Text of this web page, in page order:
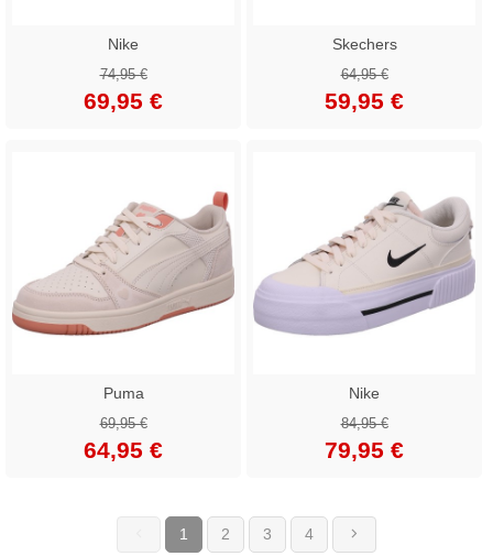
Nike
74,95 €
69,95 €
Skechers
64,95 €
59,95 €
Puma
69,95 €
64,95 €
Nike
84,95 €
79,95 €
1 (current)
2 3 4